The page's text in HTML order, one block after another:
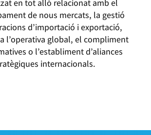
en tot allò relacionat amb el
de nous mercats, la gestió
d’importació i exportació,
l’operativa global, el compliment
o l’establiment d’aliances
internacionals.